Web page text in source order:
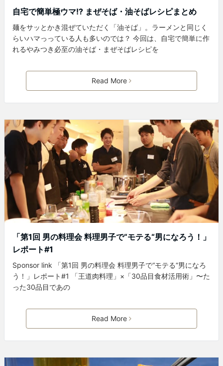
自宅で簡単極ウマ!? まぜそば・油そばレシピまとめ
麺をサッとかき混ぜていただく「油そば」。ラーメンと同じく
らいハマっっている人も多いのでは？ 今回は、自宅で簡単に作
れるやみつき必至の油そば・まぜそばレシピを
Read More
「第1回 男の料理会 料理男子で“モテる“男になろう！」
レポート#1
Sponsor link 「第1回 男の料理会 料理男子で“モテる“男になろ
う！」レポート#1 「王道肉料理」×「30品目食材活用術」〜た
った30品目であの
Read More